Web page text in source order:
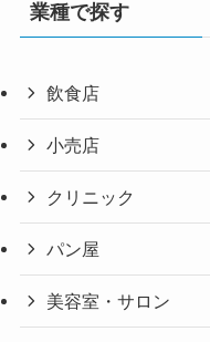
業種で探す
飲食店
小売店
クリニック
パン屋
美容室・サロン